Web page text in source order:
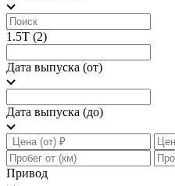
1.5T (2)
Дата выпуска (от)
Дата выпуска (до)
Привод